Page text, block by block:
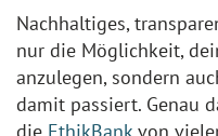
Nachhaltiges,
nur die Möglichkeit,
anzulegen, sondern
damit passiert. Genau